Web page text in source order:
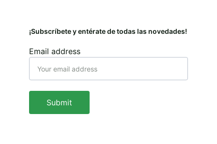
Email address
Submit
¡Subscríbete y entérate de todas las novedades!